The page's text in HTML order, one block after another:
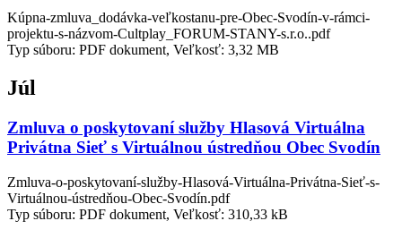
Kúpna-zmluva_dodávka-veľkostanu-pre-Obec-Svodín-v-rámci-
projektu-s-názvom-Cultplay_FORUM-STANY-s.r.o..pdf
Typ súboru: PDF dokument, Veľkosť: 3,32 MB
Júl
Zmluva o poskytovaní služby Hlasová Virtuálna
Privátna Sieť s Virtuálnou ústredňou Obec Svodín
Zmluva-o-poskytovaní-služby-Hlasová-Virtuálna-Privátna-Sieť-s-
Virtuálnou-ústredňou-Obec-Svodín.pdf
Typ súboru: PDF dokument, Veľkosť: 310,33 kB